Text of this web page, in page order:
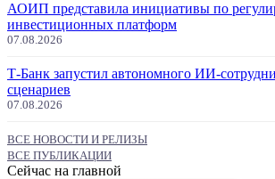
АОИП представила инициативы по
инвестиционных платформ
07.08.2026
Т-Банк запустил автономного ИИ-
сценариев
07.08.2026
ВСЕ НОВОСТИ И РЕЛИЗЫ
ВСЕ ПУБЛИКАЦИИ
Сейчас на главной